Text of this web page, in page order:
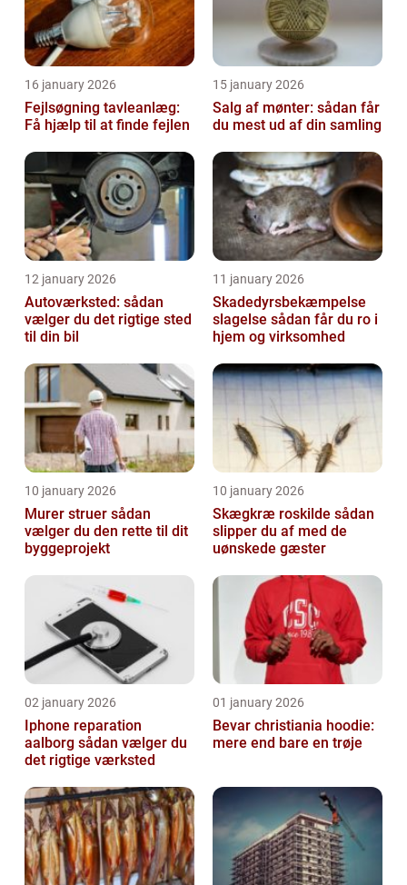
16 january 2026
Fejlsøgning tavleanlæg:
Få hjælp til at finde fejlen
15 january 2026
Salg af mønter: sådan får
du mest ud af din samling
12 january 2026
Autoværksted: sådan
vælger du det rigtige sted
til din bil
11 january 2026
Skadedyrsbekæmpelse
slagelse sådan får du ro i
hjem og virksomhed
10 january 2026
Murer struer sådan
vælger du den rette til dit
byggeprojekt
10 january 2026
Skægkræ roskilde sådan
slipper du af med de
uønskede gæster
02 january 2026
Iphone reparation
aalborg sådan vælger du
det rigtige værksted
01 january 2026
Bevar christiania hoodie:
mere end bare en trøje